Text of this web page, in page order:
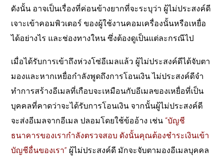
ดังนั้น อาจเป็นเรื่องที่ค่อนข้างยากที่จะระบุว่า ผู้ไม่ประสงค์ดี
เจาะเข้าคอมพิวเตอร์ ของผู้ใช้งานคอมเครื่องนั้นหรือเหยื่อ
ได้อย่างไร และช่องทางใหน ซึ่งต้องดูเป็นแต่ละกรณีไป
เมื่อได้รับการเข้าถึงห่วงโซ่อีเมลแล้ว ผู้ไม่ประสงค์ดีได้จับตา
มองและหากเหยื่อกำลังพูดถึงการโอนเงิน ไม่ประสงค์ดีจำ
ทำการสร้างอีเมลที่เกือบจะเหมือนกับอีเมลของเหยื่อที่เป็น
บุคคลที่คาดว่าจะได้รับการโอนเงิน จากนั้นผู้ไม่ประสงค์ดี
จะส่งอีเมลจากอีเมล ปลอมโดยใช้ข้ออ้าง เช่น “บัญชี
ธนาคารของเรากำลังตรวจสอบ ดังนั้นคุณต้องชำระเงินเข้า
บัญชีอื่นของเรา” ผู้ไม่ประสงค์ดี มักจะจับตามองอีเมลบุคคล